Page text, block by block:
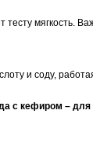
тесту мягкость.
и соду,
с кефиром –